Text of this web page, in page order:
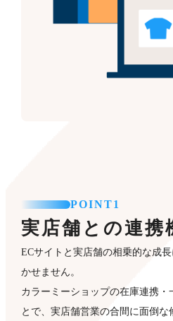
POINT1
実店舗との連携
ECサイトと実店舗の相乗的な成
かせません。
カラーミーショップの在庫連携・
とで、実店舗営業の合間に面倒な